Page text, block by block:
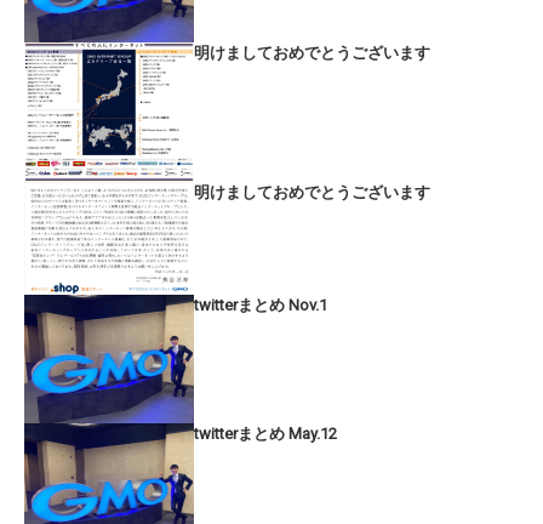
明けましておめでとうございます
明けましておめでとうございます
twitterまとめ Nov.1
twitterまとめ May.12